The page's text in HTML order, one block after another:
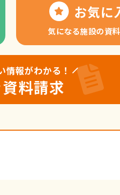
お気に
気になる施設の資
情報がわかる！
料請求